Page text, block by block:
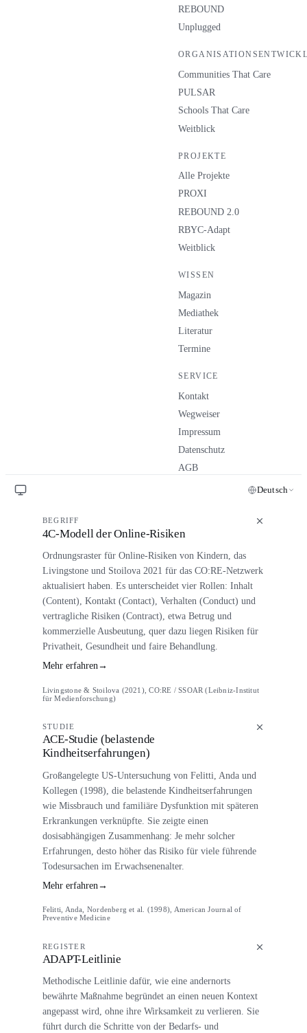
REBOUND
Unplugged
Communities That Care
PULSAR
Schools That Care
Weitblick
PROJEKTE
Alle Projekte
PROXI
REBOUND 2.0
RBYC-Adapt
Weitblick
WISSEN
Magazin
Mediathek
Literatur
Termine
SERVICE
Kontakt
Wegweiser
Impressum
Datenschutz
AGB
Deutsch
BEGRIFF
4C-Modell der Online-Risiken
Ordnungsraster für Online-Risiken von Kindern, das
Livingstone und Stoilova 2021 für das CO:RE-Netzwerk
aktualisiert haben. Es unterscheidet vier Rollen: Inhalt
(Content), Kontakt (Contact), Verhalten (Conduct) und
vertragliche Risiken (Contract), etwa Betrug und
kommerzielle Ausbeutung, quer dazu liegen Risiken für
Privatheit, Gesundheit und faire Behandlung.
Mehr erfahren→
Livingstone & Stoilova (2021), CO:RE / SSOAR (Leibniz-Institut
für Medienforschung)
STUDIE
ACE-Studie (belastende
Kindheitserfahrungen)
Großangelegte US-Untersuchung von Felitti, Anda und
Kollegen (1998), die belastende Kindheitserfahrungen
wie Missbrauch und familiäre Dysfunktion mit späteren
Erkrankungen verknüpfte. Sie zeigte einen
dosisabhängigen Zusammenhang: Je mehr solcher
Erfahrungen, desto höher das Risiko für viele führende
Todesursachen im Erwachsenenalter.
Mehr erfahren→
Felitti, Anda, Nordenberg et al. (1998), American Journal of
Preventive Medicine
REGISTER
ADAPT-Leitlinie
Methodische Leitlinie dafür, wie eine andernorts
bewährte Maßnahme begründet an einen neuen Kontext
angepasst wird, ohne ihre Wirksamkeit zu verlieren. Sie
führt durch die Schritte von der Bedarfs- und